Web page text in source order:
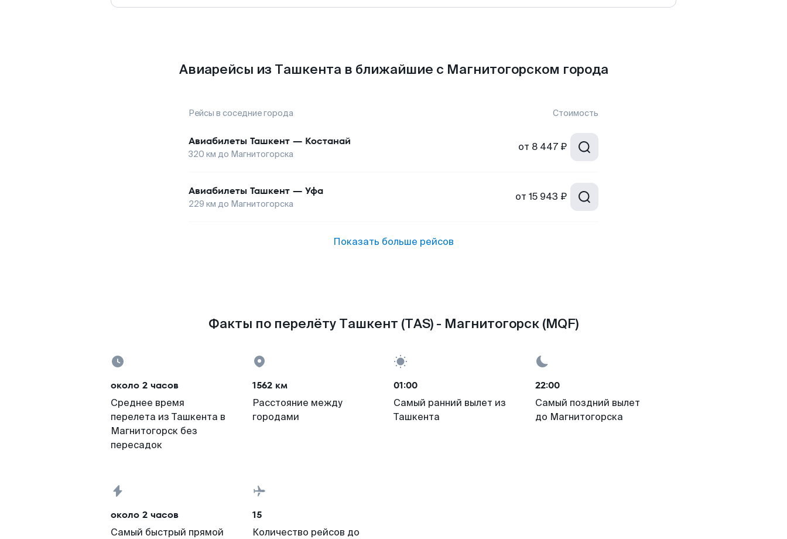
Авиарейсы из Ташкента в ближайшие с Магнитогорском города
Рейсы в соседние города Стоимость
Авиабилеты Ташкент — Костанай
320 км до Магнитогорска
от 8 447 ₽
Авиабилеты Ташкент — Уфа
229 км до Магнитогорска
от 15 943 ₽
Показать больше рейсов
Факты по перелёту Ташкент (TAS) - Магнитогорск (MQF)
около 2 часов
Среднее время
перелета из Ташкента в
Магнитогорск без
пересадок
1562 км
Расстояние между
городами
01:00
Самый ранний вылет из
Ташкента
22:00
Самый поздний вылет
до Магнитогорска
около 2 часов
Самый быстрый прямой
15
Количество рейсов до